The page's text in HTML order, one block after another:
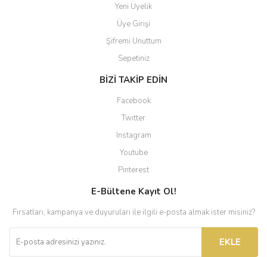
Yeni Üyelik
Üye Girişi
Şifremi Unuttum
Sepetiniz
BİZİ TAKİP EDİN
Facebook
Twitter
Instagram
Youtube
Pinterest
E-Bültene Kayıt Ol!
Fırsatları, kampanya ve duyuruları ile ilgili e-posta almak ister misiniz?
EKLE